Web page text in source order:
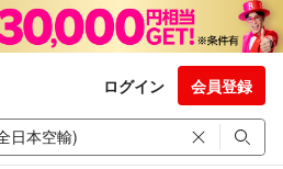
ログイン 会員登録